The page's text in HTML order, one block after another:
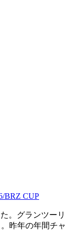
BRZ CUP
。グランツーリ
昨年の年間チャ